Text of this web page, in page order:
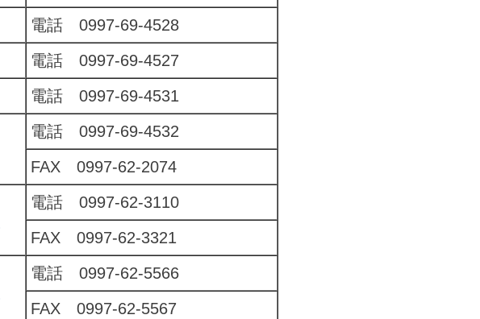
電話 0997-69-4528
電話 0997-69-4527
電話 0997-69-4531
電話 0997-69-4532
FAX 0997-62-2074
電話 0997-62-3110
FAX 0997-62-3321
電話 0997-62-5566
FAX 0997-62-5567